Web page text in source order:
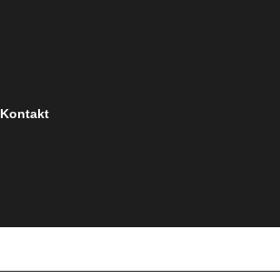
Kontakt